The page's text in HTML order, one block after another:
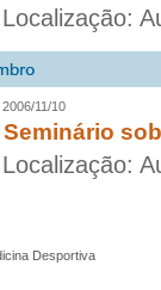
Localização:
2006/11/10
Seminário
Localização:
Desportiva